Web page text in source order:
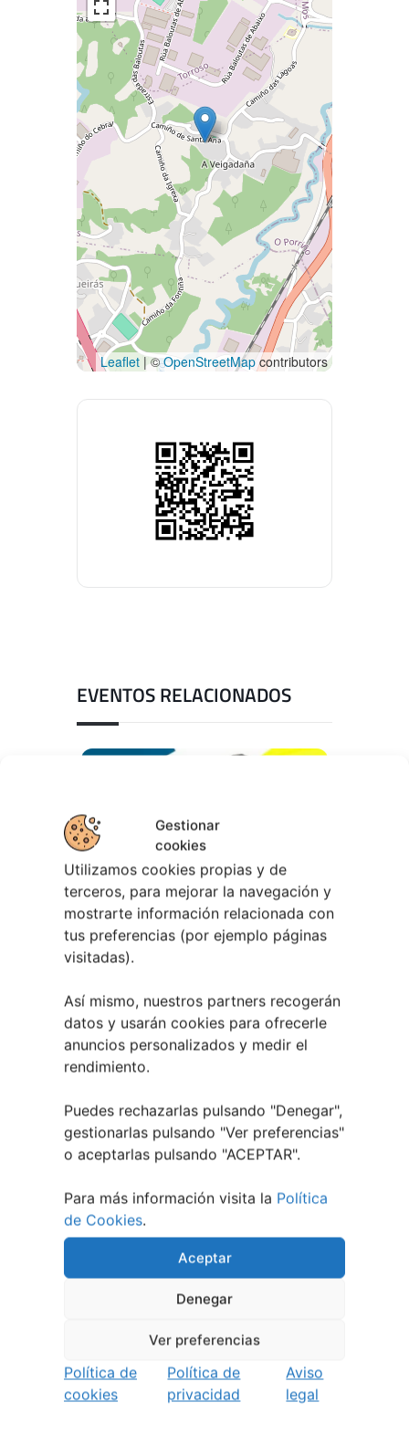
Gestionar
cookies
Utilizamos cookies propias y de
terceros, para mejorar la navegación y
mostrarte información relacionada con
tus preferencias (por ejemplo páginas
visitadas).
Así mismo, nuestros partners recogerán
datos y usarán cookies para ofrecerle
anuncios personalizados y medir el
rendimiento.
Puedes rechazarlas pulsando "Denegar",
gestionarlas pulsando "Ver preferencias"
o aceptarlas pulsando "ACEPTAR".
Para más información visita la Política
de Cookies.
Aceptar
Denegar
Ver preferencias
Política de
cookies
Política de
privacidad
Aviso
legal
Leaflet| ©OpenStreetMapcontributors
EVENTOS RELACIONADOS
Curso de Interpretación
Teatral en Vigo | De Ste Xeito
Primer Concurso Conciertos
TuVigoplan